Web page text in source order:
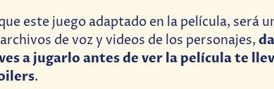
este juego adaptado en la película, será
de voz y videos de los personajes,
a jugarlo antes de ver la película te
.